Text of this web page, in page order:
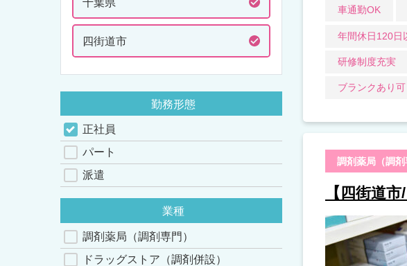
千葉県
四街道市
勤務形態
正社員
パート
派遣
業種
調剤薬局（調剤専門）
ドラッグストア（調剤併設）
車通勤OK
年間休日120日
研修制度充実
ブランクあり可
調剤薬局（調剤
【四街道